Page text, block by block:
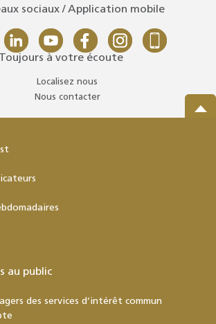
sociaux / Application mobile
Toujours à votre écoute
Localisez nous
Nous contacter
au public
des services d’intérêt commun